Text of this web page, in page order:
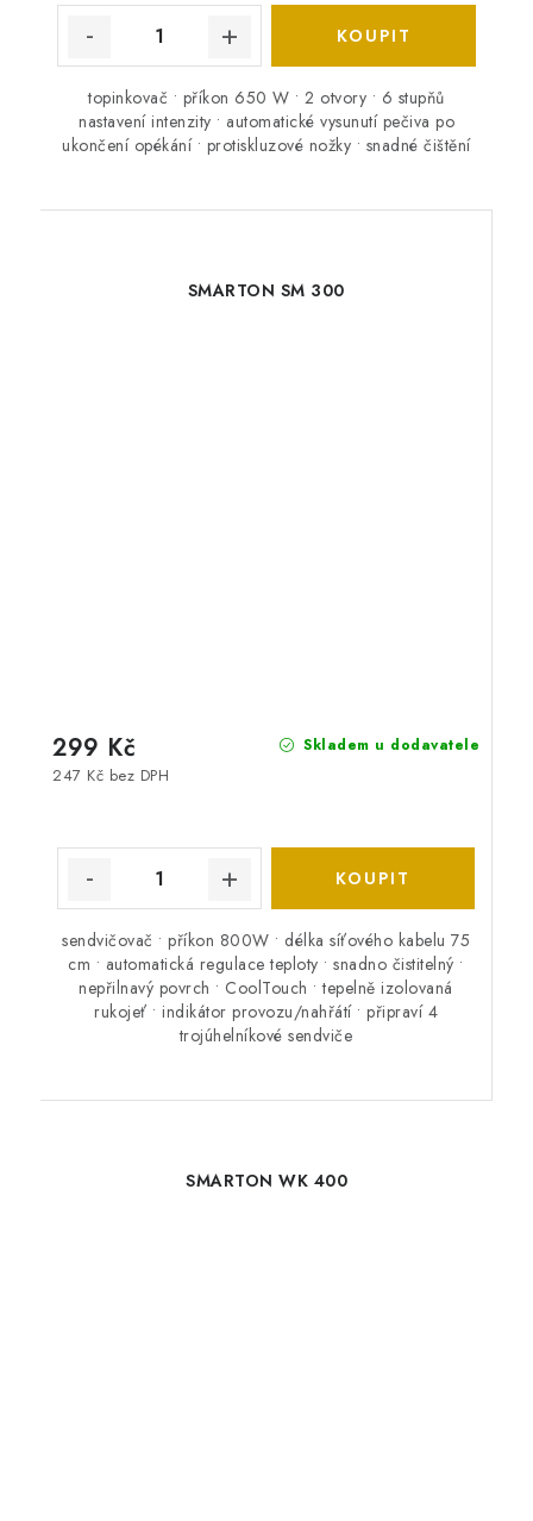
topinkovač • příkon 650 W • 2 otvory • 6 stupňů
nastavení intenzity • automatické vysunutí pečiva po
ukončení opékání • protiskluzové nožky • snadné čištění
SMARTON SM 300
Skladem u dodavatele
247 Kč bez DPH
299 Kč
sendvičovač • příkon 800W • délka síťového kabelu 75
cm • automatická regulace teploty • snadno čistitelný •
nepřilnavý povrch • CoolTouch • tepelně izolovaná
rukojeť • indikátor provozu/nahřátí • připraví 4
trojúhelníkové sendviče
SMARTON WK 400